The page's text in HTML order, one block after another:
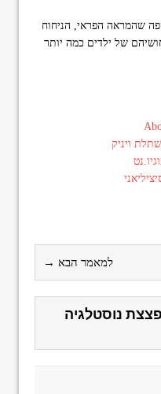
שהמראה הפראי, הניחוח
של ילדים כמה יותר
ויניק
למאמר הבא →
פצצת נוסטלגיה